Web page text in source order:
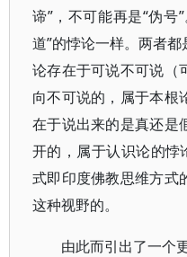
谛”，不可能再是“伪号
道”的悖论一样。两者
论存在于可说不可说（
向不可说的，属于本根
在于说出来的是真还是
开的，属于认识论的悖
式即印度佛教思维方式
这种视野的。
由此而引出了一个